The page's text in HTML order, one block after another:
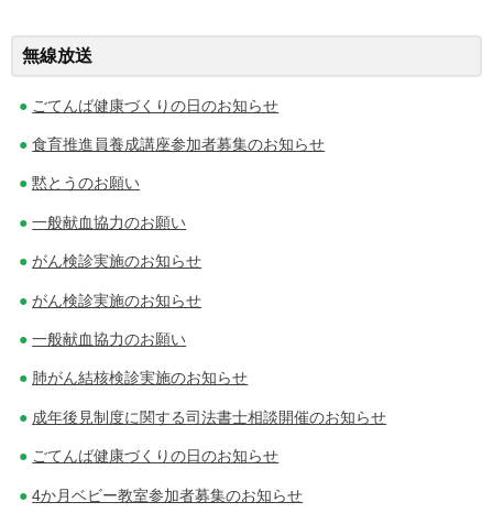
ナ
シ
ョ
ン
無線放送
ごてんば健康づくりの日のお知らせ
食育推進員養成講座参加者募集のお知らせ
黙とうのお願い
一般献血協力のお願い
がん検診実施のお知らせ
がん検診実施のお知らせ
一般献血協力のお願い
肺がん結核検診実施のお知らせ
成年後見制度に関する司法書士相談開催のお知らせ
ごてんば健康づくりの日のお知らせ
4か月ベビー教室参加者募集のお知らせ